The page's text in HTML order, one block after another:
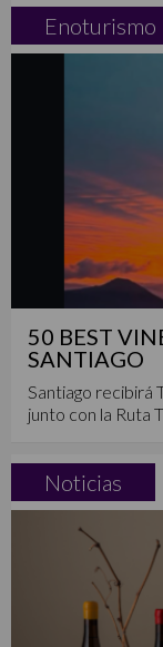
Enoturismo
50 BEST
SANTIAGO
Santiago recibirá
junto con la Ruta
Noticias